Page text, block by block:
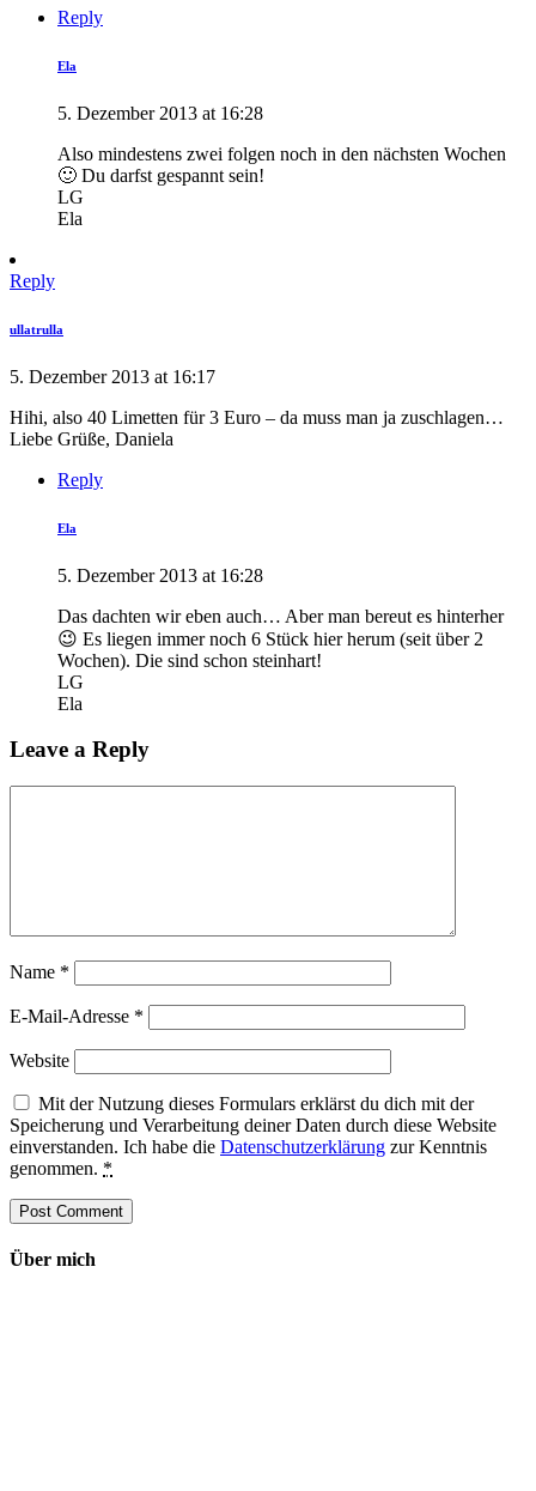
Reply
Ela
5. Dezember 2013 at 16:28
Also mindestens zwei folgen noch in den nächsten Wochen
🙂 Du darfst gespannt sein!
LG
Ela
Reply
ullatrulla
5. Dezember 2013 at 16:17
Hihi, also 40 Limetten für 3 Euro – da muss man ja zuschlagen…
Liebe Grüße, Daniela
Reply
Ela
5. Dezember 2013 at 16:28
Das dachten wir eben auch… Aber man bereut es hinterher
😉 Es liegen immer noch 6 Stück hier herum (seit über 2
Wochen). Die sind schon steinhart!
LG
Ela
Leave a Reply
Name *
E-Mail-Adresse *
Website
Mit der Nutzung dieses Formulars erklärst du dich mit der
Speicherung und Verarbeitung deiner Daten durch diese Website
einverstanden. Ich habe die Datenschutzerklärung zur Kenntnis
genommen. *
Über mich